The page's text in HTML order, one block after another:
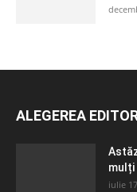
ALEGEREA
mulți
iulie